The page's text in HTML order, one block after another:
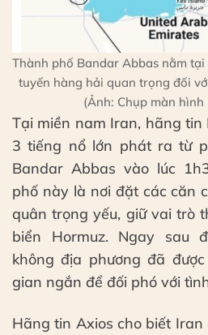
Thành phố Bandar Abbas nằm
tuyến hàng hải quan trọng đối
(Ảnh: Chụp màn
Tại miền nam Iran, hãng
3 tiếng nổ lớn phát ra từ
Bandar Abbas vào lúc
phố này là nơi đặt các căn
quân trọng yếu, giữ vai trò
biển Hormuz. Ngay sau
không địa phương đã
gian ngắn để đối phó với
Hãng tin Axios cho biết